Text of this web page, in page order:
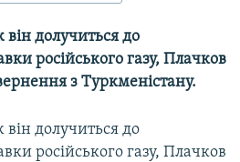
долучиться до
російського газу, Плачков
з Туркменістану.
долучиться до
російського газу, Плачков